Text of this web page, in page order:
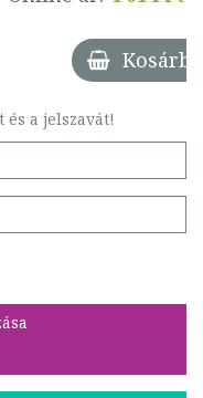
Kosárba
a jelszavát!